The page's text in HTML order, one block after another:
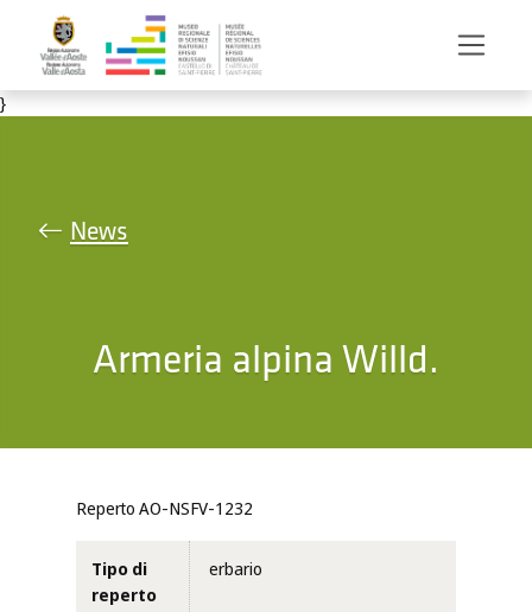
Salta al contenuto principale
}
News
Armeria alpina Willd.
Reperto AO-NSFV-1232
Tipo di
reperto
erbario